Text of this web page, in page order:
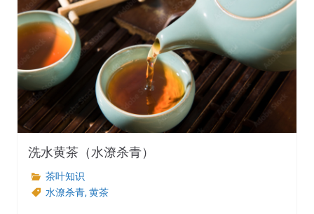
洗水黄茶（水潦杀青）
茶叶知识
水潦杀青, 黄茶